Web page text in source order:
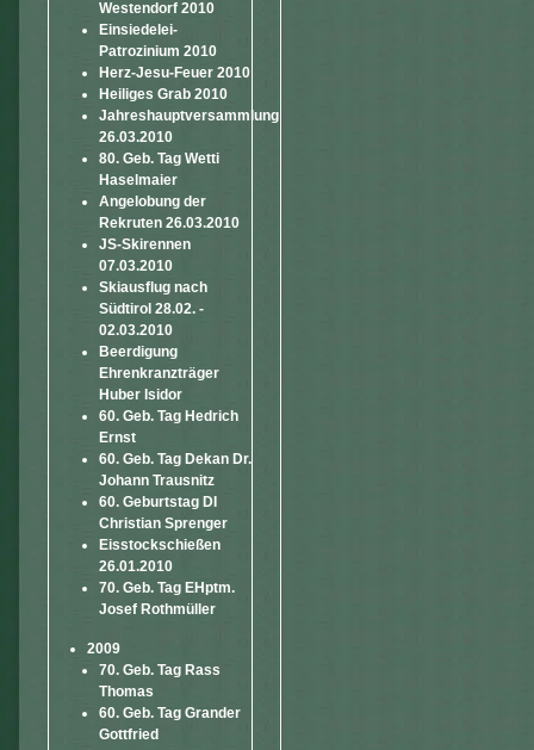
Westendorf 2010
Einsiedelei-
Patrozinium 2010
Herz-Jesu-Feuer 2010
Heiliges Grab 2010
Jahreshauptversammlung
26.03.2010
80. Geb. Tag Wetti
Haselmaier
Angelobung der
Rekruten 26.03.2010
JS-Skirennen
07.03.2010
Skiausflug nach
Südtirol 28.02. -
02.03.2010
Beerdigung
Ehrenkranzträger
Huber Isidor
60. Geb. Tag Hedrich
Ernst
60. Geb. Tag Dekan Dr.
Johann Trausnitz
60. Geburtstag DI
Christian Sprenger
Eisstockschießen
26.01.2010
70. Geb. Tag EHptm.
Josef Rothmüller
2009
70. Geb. Tag Rass
Thomas
60. Geb. Tag Grander
Gottfried